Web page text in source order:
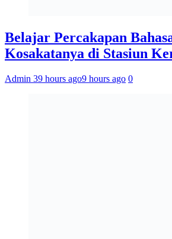
Belajar Percakapan
Kosakatanya di Stasiun
Admin 39 hours ago9 hours ago 0